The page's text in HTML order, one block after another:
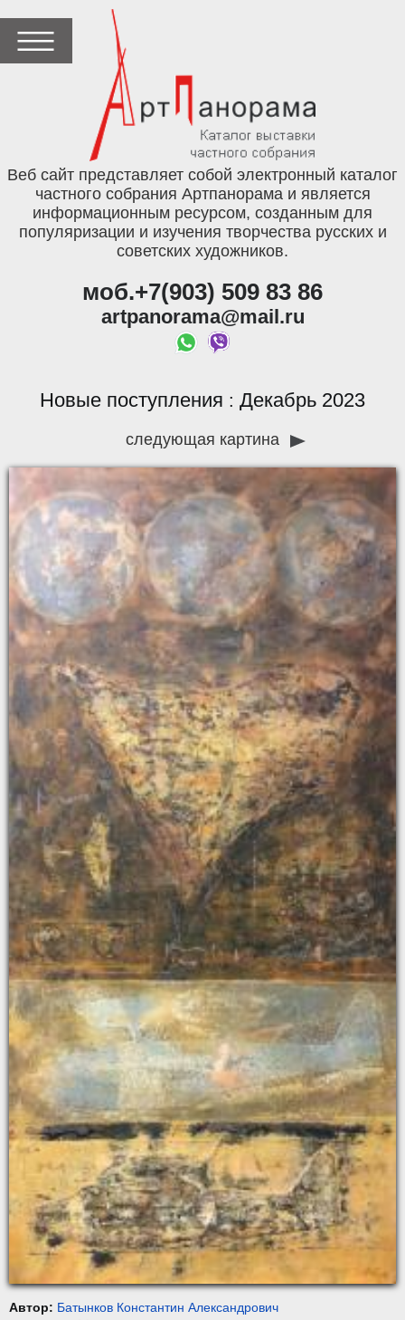
Веб сайт представляет собой электронный каталог
частного собрания Артпанорама и является
информационным ресурсом, созданным для
популяризации и изучения творчества русских и
советских художников.
моб.+7(903) 509 83 86
artpanorama@mail.ru
Новые поступления : Декабрь 2023
следующая картина
Автор: Батынков Константин Алекcандрович